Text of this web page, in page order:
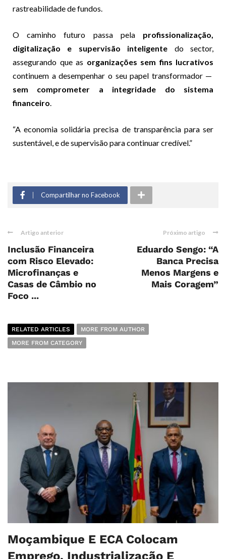
rastreabilidade de fundos.
O caminho futuro passa pela profissionalização,
digitalização e supervisão inteligente do sector,
assegurando que as organizações sem fins lucrativos
continuem a desempenhar o seu papel transformador —
sem comprometer a integridade do sistema
financeiro.
“A economia solidária precisa de transparência para ser
sustentável, e de supervisão para continuar credível.”
Compartilhar no Facebook
Artigo anterior
Inclusão Financeira
com Risco Elevado:
Microfinanças e
Casas de Câmbio no
Foco ...
Próximo artigo
Eduardo Sengo: “A
Banca Precisa
Menos Margens e
Mais Coragem”
RELATED ARTICLES
MORE FROM AUTHOR
MORE FROM CATEGORY
Moçambique E ECA Colocam
Emprego, Industrialização E